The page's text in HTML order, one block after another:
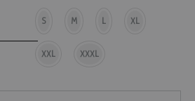
S M L XL
XXL XXXL